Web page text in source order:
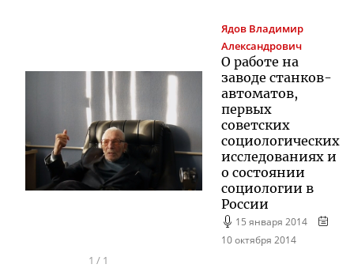
Ядов Владимир
Александрович
О работе на
заводе станков-
автоматов,
первых
советских
социологических
исследованиях и
о состоянии
социологии в
России
15 января 2014
10 октября 2014
1 / 1